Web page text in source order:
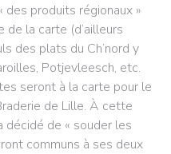
des produits régionaux »
la carte (d’ailleurs
des plats du Ch’nord y
Potjevleesch, etc.
seront à la carte pour le
de Lille. À cette
décidé de « souder les
communs à ses deux